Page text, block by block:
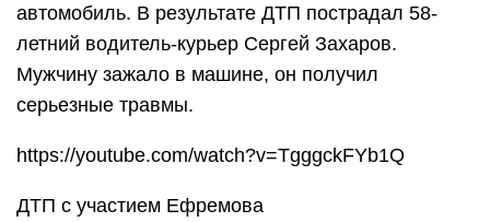
автомобиль. В результате ДТП пострадал 58-
летний водитель-курьер Сергей Захаров.
Мужчину зажало в машине, он получил
серьезные травмы.
https://youtube.com/watch?v=TgggckFYb1Q
ДТП с участием Ефремова